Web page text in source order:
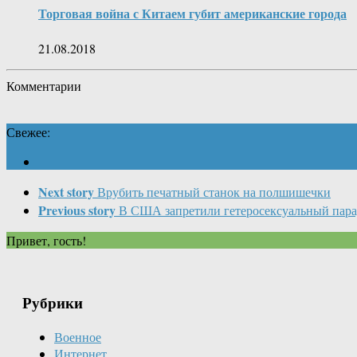
Торговая война с Китаем губит американские города
21.08.2018
Комментарии
Свежее:
Next storyВрубить печатный станок на полшишечки
Previous storyВ США запретили гетеросексуальный
Привет, гость!
Рубрики
Военное
Интернет